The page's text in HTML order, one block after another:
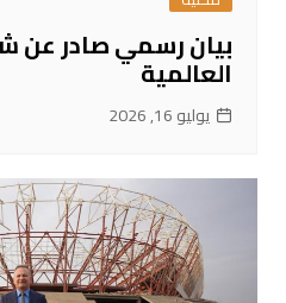
بيان رسمي صادر عن
العالمية
يوليو 16, 2026